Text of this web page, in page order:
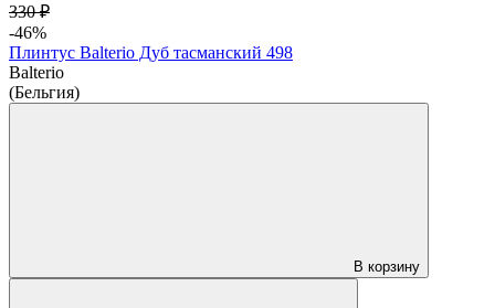
330 ₽
-46%
Плинтус Balterio Дуб тасманский 498
Balterio
(Бельгия)
В корзину